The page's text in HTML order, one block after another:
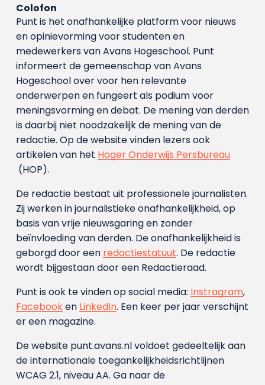
Colofon
Punt is het onafhankelijke platform voor nieuws
en opinievorming voor studenten en
medewerkers van Avans Hoge­school. Punt
informeert de gemeenschap van Avans
Hogeschool over voor hen relevante
onderwerpen en fungeert als podium voor
meningsvorming en debat. De mening van derden
is daarbij niet noodzakelijk de mening van de
redactie. Op de website vinden lezers ook
artikelen van het Hoger Onderwijs Persbureau
(HOP).
De redactie bestaat uit professionele journalisten.
Zij werken in journalistieke onafhankelijkheid, op
basis van vrije nieuwsgaring en zonder
beïnvloeding van derden. De onafhankelijkheid is
geborgd door een redactiestatuut. De redactie
wordt bijgestaan door een Redactieraad.
Punt is ook te vinden op social media: Instragram,
Facebooken LinkedIn. Een keer per jaar verschijnt
er een magazine.
De website punt.avans.nl voldoet gedeeltelijk aan
de internationale toegankelijkheidsrichtlijnen
WCAG 2.1, niveau AA. Ga naar de